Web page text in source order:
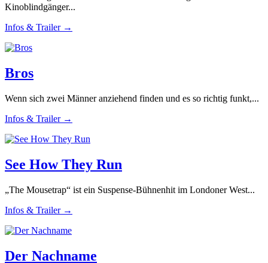
Kinoblindgänger...
Infos & Trailer →
Bros
Wenn sich zwei Männer anziehend finden und es so richtig funkt,...
Infos & Trailer →
See How They Run
„The Mousetrap“ ist ein Suspense-Bühnenhit im Londoner West...
Infos & Trailer →
Der Nachname